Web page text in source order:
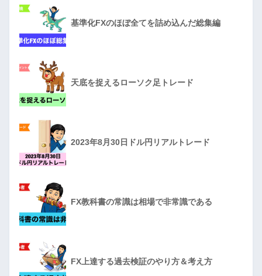
基準化FXのほぼ全てを詰め込んだ総集編
天底を捉えるローソク足トレード
2023年8月30日ドル円リアルトレード
FX教科書の常識は相場で非常識である
FX上達する過去検証のやり方＆考え方